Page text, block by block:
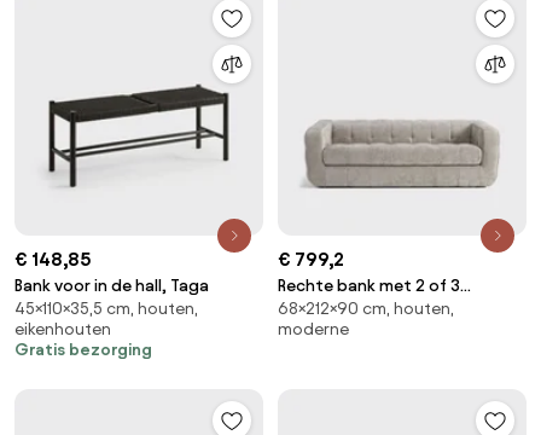
€ 148,85
Bank voor in de hall, Taga
45×110×35,5 cm, houten,
eikenhouten
Gratis bezorging
€ 799,2
Rechte bank met 2 of 3
zitplaatsen in dik fluweel, Pieta
68×212×90 cm, houten,
moderne